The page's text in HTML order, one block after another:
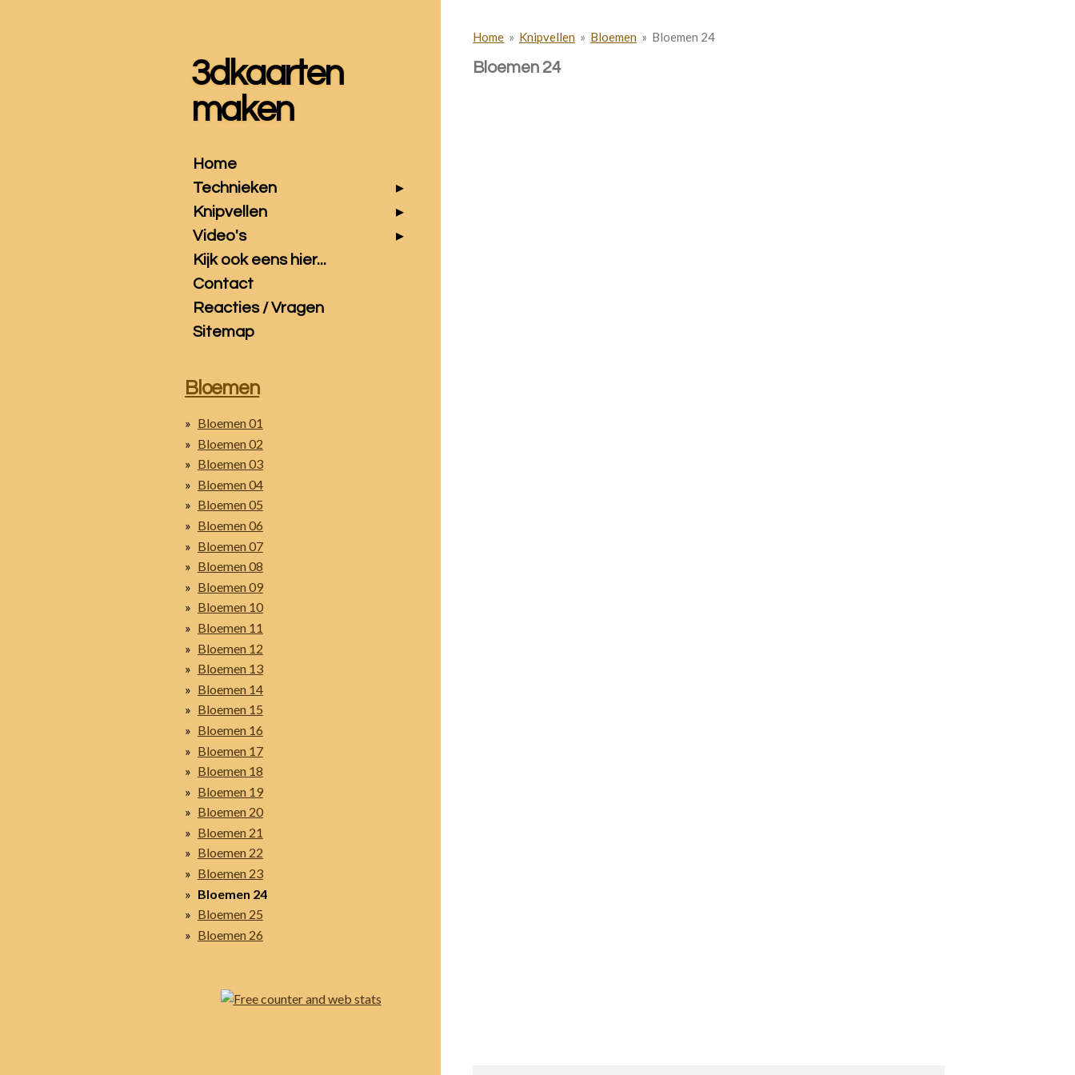
Home » Knipvellen » Bloemen » Bloemen 24
Bloemen 24
3dkaarten
maken
Home
Technieken
Knipvellen
Video's
Kijk ook eens hier...
Contact
Reacties / Vragen
Sitemap
Bloemen
Bloemen 01
Bloemen 02
Bloemen 03
Bloemen 04
Bloemen 05
Bloemen 06
Bloemen 07
Bloemen 08
Bloemen 09
Bloemen 10
Bloemen 11
Bloemen 12
Bloemen 13
Bloemen 14
Bloemen 15
Bloemen 16
Bloemen 17
Bloemen 18
Bloemen 19
Bloemen 20
Bloemen 21
Bloemen 22
Bloemen 23
Bloemen 24
Bloemen 25
Bloemen 26